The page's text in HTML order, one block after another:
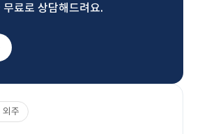
료로 상담해드려요.
외주